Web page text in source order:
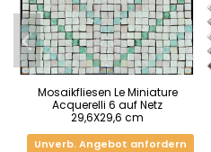
Mosaikfliesen Le Miniature
Acquerelli 6 auf Netz
29,6X29,6 cm
Unverb. Angebot anfordern